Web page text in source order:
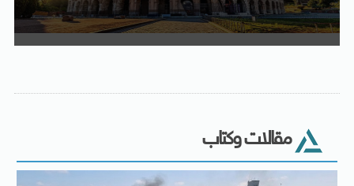
مقالات وكتاب